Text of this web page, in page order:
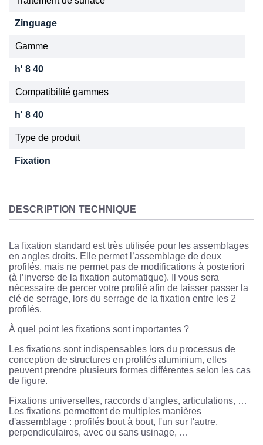
Zinguage
Gamme
h' 8 40
Compatibilité gammes
h' 8 40
Type de produit
Fixation
DESCRIPTION TECHNIQUE
La fixation standard est très utilisée pour les assemblages
en angles droits. Elle permet l’assemblage de deux
profilés, mais ne permet pas de modifications à posteriori
(à l’inverse de la fixation automatique). Il vous sera
nécessaire de percer votre profilé afin de laisser passer la
clé de serrage, lors du serrage de la fixation entre les 2
profilés.
À quel point les fixations sont importantes ?
Les fixations sont indispensables lors du processus de
conception de structures en profilés aluminium, elles
peuvent prendre plusieurs formes différentes selon les cas
de figure.
Fixations universelles, raccords d'angles, articulations, …
Les fixations permettent de multiples manières
d'assemblage : profilés bout à bout, l'un sur l'autre,
perpendiculaires, avec ou sans usinage, …